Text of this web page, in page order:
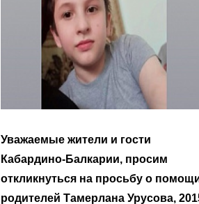
Уважаемые жители и гости
Кабардино-Балкарии, просим
откликнуться на просьбу о
родителей Тамерлана Урусова,